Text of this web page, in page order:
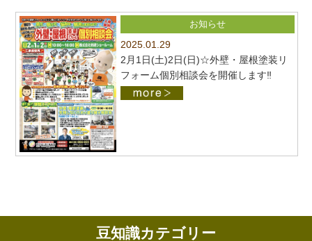
お知らせ
2025.01.29
2月1日(土)2日(日)☆外壁・屋根塗装リ
フォーム個別相談会を開催します‼
豆知識カテゴリー